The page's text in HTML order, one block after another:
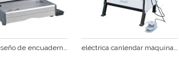
nuevo diseño de encuadernación de alambre que hace la máquina eléctrica canlendar máquina obligatoria de alambre